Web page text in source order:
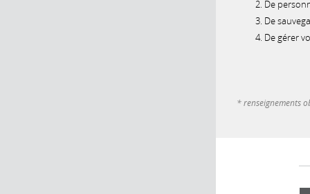
De
De
De gérer
* renseignements